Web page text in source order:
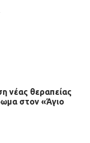
νέας θεραπείας
στον «Άγιο